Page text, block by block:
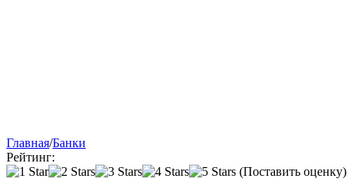
Главная/Банки
Рейтинг:
(Поставить оценку)